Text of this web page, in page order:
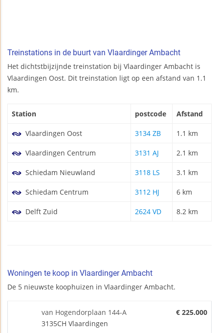
Treinstations in de buurt van Vlaardinger Ambacht
Het dichtstbijzijnde treinstation bij Vlaardinger Ambacht is
Vlaardingen Oost. Dit treinstation ligt op een afstand van 1.1
km.
Station postcode Afstand
Vlaardingen Oost 3134 ZB 1.1 km
Vlaardingen Centrum 3131 AJ 2.1 km
Schiedam Nieuwland 3118 LS 3.1 km
Schiedam Centrum 3112 HJ 6 km
Delft Zuid 2624 VD 8.2 km
Woningen te koop in Vlaardinger Ambacht
De 5 nieuwste koophuizen in Vlaardinger Ambacht.
van Hogendorplaan 144-A
3135CH Vlaardingen
€ 225.000